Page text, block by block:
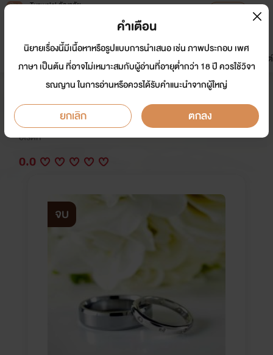
Tunwalai ธัญวลัย
หน้าแรก นิยาย อีบุ๊ก การ์ตูน
มาใหม่
ดรีมแชท ธัญลิสต์
[ลบเนื้อหาแล้ว] เจ้าสาวจำเป็น
นักเขียน: บุษบาไพลิน
อีโรติก
0.0
จบ
คำเตือน
นิยายเรื่องนี้มีเนื้อหาหรือรูปแบบการนำเสนอ เช่น ภาพประกอบ เพศ
ภาษา เป็นต้น ที่อาจไม่เหมาะสมกับผู้อ่านที่อายุต่ำกว่า 18 ปี ควรใช้วิจา
รณญาน ในการอ่านหรือควรได้รับคำแนะนำจากผู้ใหญ่
ยกเลิก ตกลง